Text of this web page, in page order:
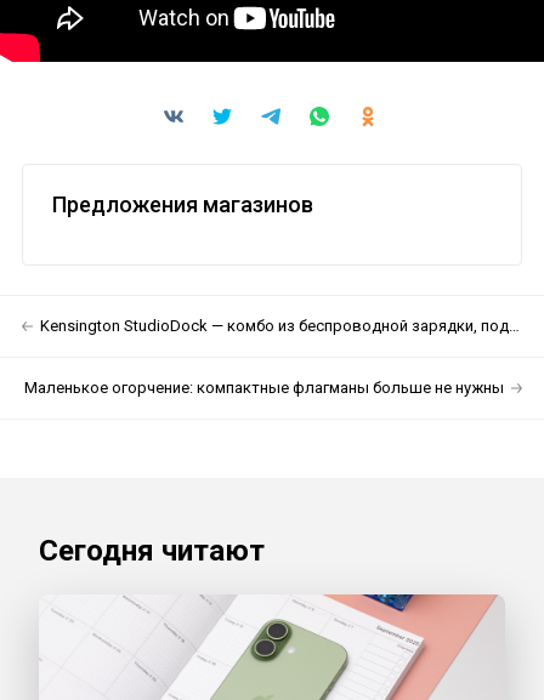
Предложения магазинов
Kensington StudioDock — комбо из беспроводной зарядки, подставки и хаба для iPad
Маленькое огорчение: компактные флагманы больше не нужны
Сегодня читают